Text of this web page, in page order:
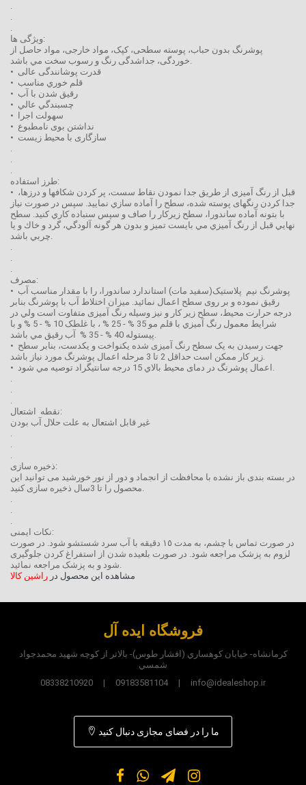
.
.
.
ویژگی ها:
پوشرنگ بدون حباب، پوسته سطحی، کپک، مواد خارجی، مواد حاصل از
خوردگی، جداشدگی رنگ و رسوب سخت مي باشد.
• قدرت پوشانندگی عالی
• قلم خوري مناسب
• رقيق شدن با آب
• چسبندگي عالي
• سهولت اجرا
• نداشتن بوی نامطبوع
• سازگاری با محیط زیست
.
.
.
طرز استفاده:
• قبل از رنگ آمیزی از طريق جدا نمودن نقاط سست، پر کردن شکافها و درزها،
جدا کردن رنگهای پوسته شده، سطح را آماده سازي نماييد. سپس در صورت نياز
با بتونه آماده ساندورا، سطح زيركار را صاف و سپس سنباده كاري كنيد. سطح
نهايي قبل از رنگ آميزي مي بايست تميز و بدون هر گونه آلودگي، گرد و خاك و يا
چربي باشد.
.
.
.
مصرف:
• پوشرنگ نيم پلاستیک(سفید مات) استاندارد ساندورا، را با مقدار مناسب آب
رقیق نموده و بر روی سطح اعمال نمائید. میزان اختلاط آب با پوشرنگ بنابر
درجه حرارت محیط، سطح زیر کار و نیز وسیله رنگ آمیزی متفاوت است ولي در
شرايط معمول رنگ آميزي با قلم مو 35 % - 25 % ، با غلطک 10 % - 5 % و با
پیستوله 40 % - 35 % آب رقیق مي باشد.
• جهت رسیدن به یک سطح رنگ آمیزی شده یکنواخت و یکدست، بنابر سطح
زير كار ممكن است حداقل 2 تا 3 مرحله اعمال پوشرنگ مورد نياز باشد.
• اعمال پوشرنگ در دمای محيط بالاي 15 درجه سانتیگراد توصيه مي شود.
.
.
.
نقطه اشتعال:
غیر قابل اشتعال به علت حلال آب بودن
.
.
.
ذخیره سازی:
در بسته بندی باز نشده با محافظت از انجماد و دور از نور خورشید می توانید این
محصول را تا 3سال ذخیره سازی کنید.
.
.
.
نکات ایمنی:
در صورت تماس با چشم، به مدت ١٥ دقیقه با آب سرد شستشو شود. در صورت
لزوم به پزشک مراجعه شود. در صورت بلعیده شدن از استفراغ کردن جلوگیری
شود و به پزشک مراجعه نمائید.
مشاهده این محصول در راشین کالا
فروشگاه ایده آل
کرمانشاه- خيابان کوهساري (افشار طوس)- بالاتر از کوچه شهيد محمدجواد
شمسي
08338210920 | 09183581104 | info@idealeshop.ir
ما را در فضای مجازی دنبال کنید